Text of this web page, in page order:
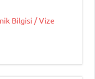
Bilgisi / Vize